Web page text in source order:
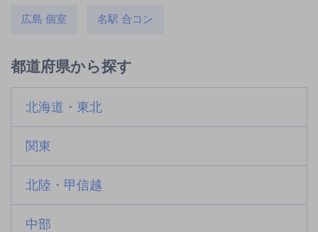
広島 個室 名駅 合コン
都道府県から探す
北海道・東北
関東
北陸・甲信越
中部